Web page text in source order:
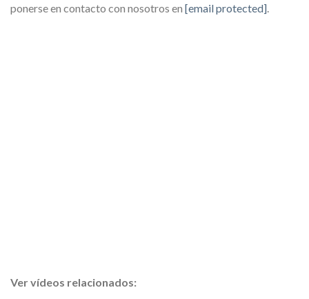
ponerse en contacto con nosotros en [email protected].
Ver vídeos relacionados: